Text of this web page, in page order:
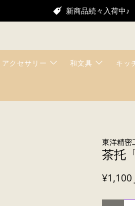
新商品続々入荷中♪
アクセサリー 和文具 キッ
東洋精密
茶托
¥1,100